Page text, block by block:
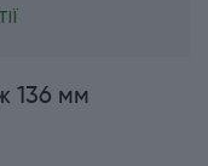
136 мм